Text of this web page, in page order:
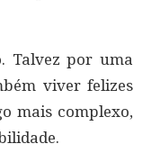
Talvez por uma
viver felizes
mais complexo,